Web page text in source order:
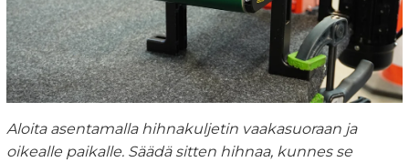
Aloita asentamalla hihnakuljetin vaakasuoraan ja
oikealle paikalle. Säädä sitten hihnaa, kunnes se